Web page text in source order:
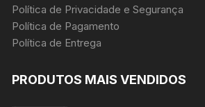
Política de Privacidade e Segurança
Política de Pagamento
Política de Entrega
PRODUTOS MAIS VENDIDOS